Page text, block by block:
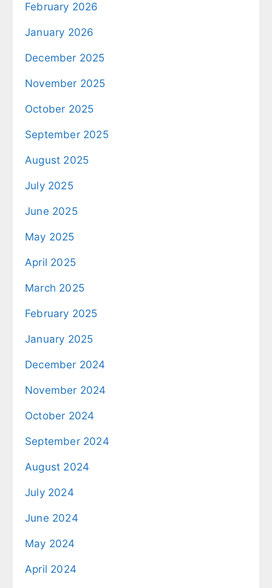
February 2026
January 2026
December 2025
November 2025
October 2025
September 2025
August 2025
July 2025
June 2025
May 2025
April 2025
March 2025
February 2025
January 2025
December 2024
November 2024
October 2024
September 2024
August 2024
July 2024
June 2024
May 2024
April 2024